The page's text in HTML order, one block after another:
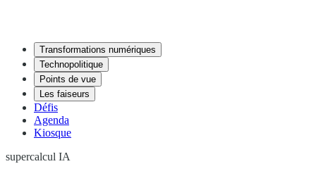
Transformations numériques
Technopolitique
Points de vue
Les faiseurs
Défis
Agenda
Kiosque
supercalcul IA